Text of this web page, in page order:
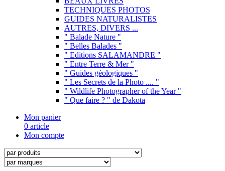
TECHNIQUES PHOTOS
GUIDES NATURALISTES
AUTRES, DIVERS ...
" Balade Nature "
" Belles Balades "
" Editions SALAMANDRE "
" Entre Terre & Mer "
" Guides géologiques "
" Les Secrets de la Photo .... "
" Wildlife Photographer of the Year "
" Que faire ? " de Dakota
Mon panier
0 article
Mon compte